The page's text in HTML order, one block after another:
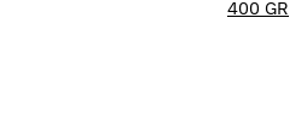
400 GR